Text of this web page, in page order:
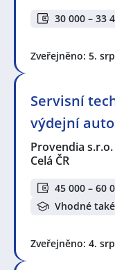
30 000 – 33
Zveřejněno: 5.
Servisní
výdejní
Provendia s.r.o.
Celá ČR
45 000 – 60
Vhodné
Zveřejněno: 4.